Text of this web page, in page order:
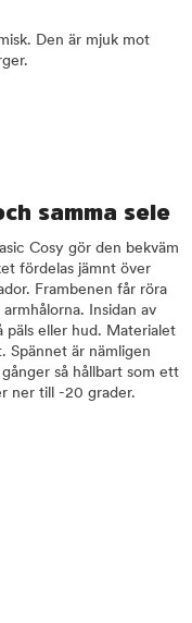
Den är mjuk mot
samma sele
Cosy gör den bekväm
fördelas jämnt över
Frambenen får röra
Insidan av
päls eller hud. Materialet
Spännet är nämligen
så hållbart som ett
ner till -20 grader.